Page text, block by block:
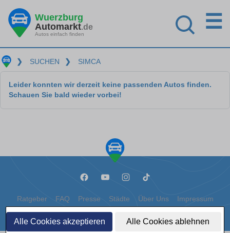
Alle Cookies akzeptieren Alle Cookies ablehnen
Wuerzburg
Automarkt.de
Autos einfach finden
☰
❯ SUCHEN ❯ SIMCA
Leider konnten wir derzeit keine passenden Autos finden.
Schauen Sie bald wieder vorbei!
Ratgeber FAQ Presse Städte Über Uns Impressum
Datenschutz Cookies